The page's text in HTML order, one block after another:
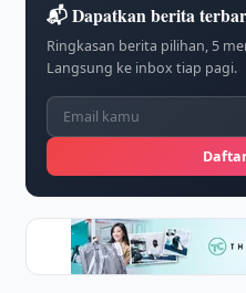
📬 Dapatkan berita
Ringkasan berita pilihan, 5
Langsung ke inbox tiap pagi.